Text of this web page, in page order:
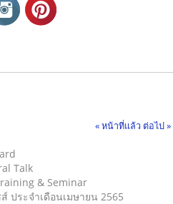
« หน้าที่แล้ว ต่อไป »
Talk
& Seminar
ประจำเดือนเมษายน 2565